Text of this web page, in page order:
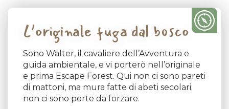
L’originale fuga dal bosco
Sono Walter, il cavaliere dell’Avventura e
guida ambientale, e vi porterò nell’originale
e prima Escape Forest. Qui non ci sono pareti
di mattoni, ma mura fatte di abeti secolari;
non ci sono porte da forzare.